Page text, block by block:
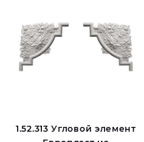
1.52.313 Угловой элемент